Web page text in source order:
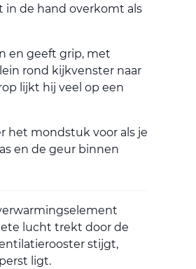
in de hand overkomt als
en geeft grip, met
rond kijkvenster naar
lijkt hij veel op een
het mondstuk voor als je
en de geur binnen
lucht trekt door de
stijgt,
ligt.